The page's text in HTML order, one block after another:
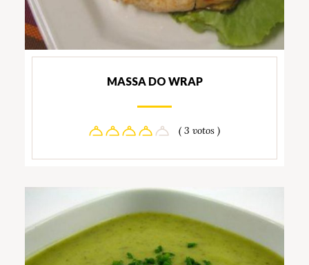
MASSA DO WRAP
( 3 votos )